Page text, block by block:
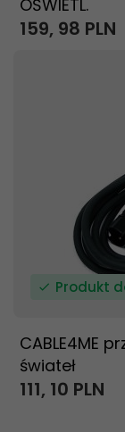
OŚWIETL.
159, 98 PLN
Produkt
CABLE4ME
świateł
111, 10 PLN